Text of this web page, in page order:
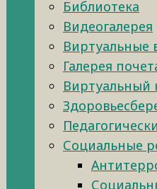
Библиотека
Видеогалерея
Виртуальные
Галерея
Виртуальный
Социальные